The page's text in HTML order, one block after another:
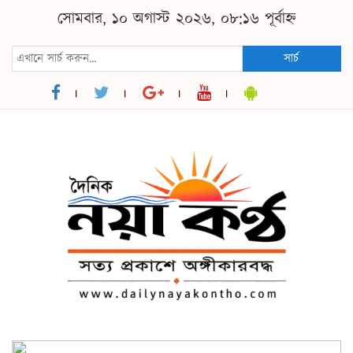
সোমবার, ১০ অগাস্ট ২০২৬, ০৮:১৬ পূর্বাহ্ন
সার্চ